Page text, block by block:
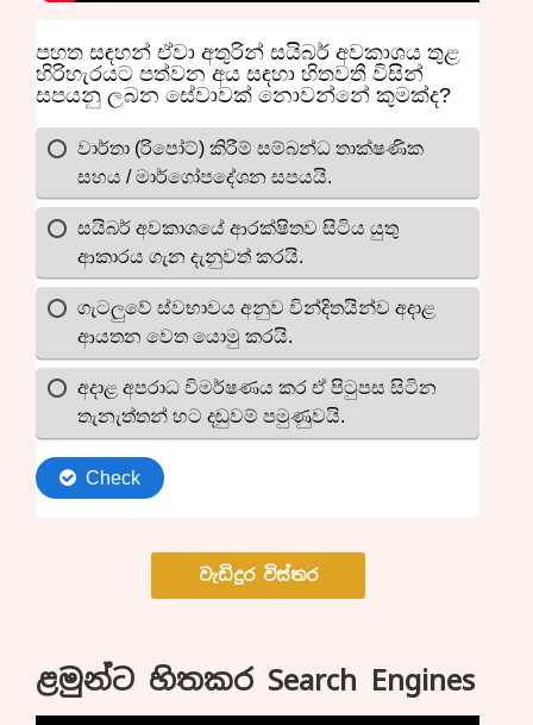
වැඩිදුර විස්තර
ළමුන්ට හිතකර Search Engines